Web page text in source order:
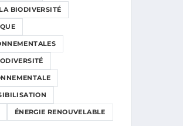
BIODIVERSITÉ
ÉNERGIE RENOUVELABLE